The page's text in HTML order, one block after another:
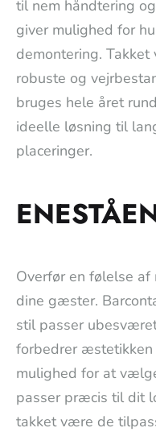
til nem håndtering
giver mulighed for
demontering.
robuste og
bruges hele året
ideelle løsning til
placeringer.
Overfør en følelse
dine gæster.
stil passer
forbedrer æstetikken
mulighed for at
passer præcis til dit
takket være de